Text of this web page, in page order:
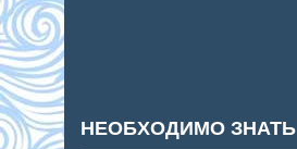
НЕОБХОДИМО ЗНАТЬ